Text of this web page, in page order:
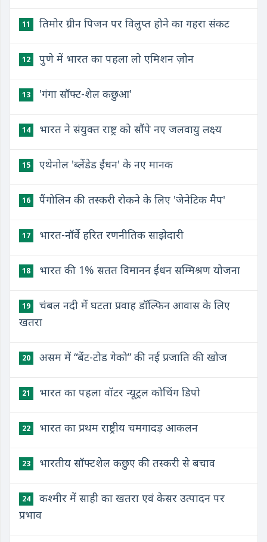
11 तिमोर ग्रीन पिजन पर विलुप्त होने का गहरा संकट
12 पुणे में भारत का पहला लो एमिशन ज़ोन
13 'गंगा सॉफ्ट-शेल कछुआ'
14 भारत ने संयुक्त राष्ट्र को सौंपे नए जलवायु लक्ष्य
15 एथेनोल 'ब्लेंडेड ईंधन' के नए मानक
16 पैंगोलिन की तस्करी रोकने के लिए 'जेनेटिक मैप'
17 भारत-नॉर्वे हरित रणनीतिक साझेदारी
18 भारत की 1% सतत विमानन ईंधन सम्मिश्रण योजना
19
चंबल नदी में घटता प्रवाह डॉल्फिन आवास के लिए
खतरा
20 असम में “बेंट-टोड गेको” की नई प्रजाति की खोज
21 भारत का पहला वॉटर न्‍यूट्रल कोचिंग डिपो
22 भारत का प्रथम राष्ट्रीय चमगादड़ आकलन
23 भारतीय सॉफ्टशेल कछुए की तस्करी से बचाव
24
कश्मीर में साही का खतरा एवं केसर उत्पादन पर
प्रभाव